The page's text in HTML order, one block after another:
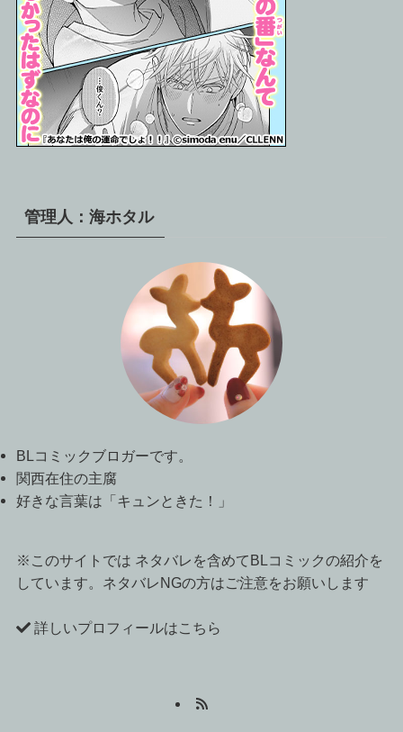
管理人：海ホタル
BLコミックブロガーです。
関西在住の主腐
好きな言葉は「キュンときた！」
※このサイトでは ネタバレを含めてBLコミックの紹介を
しています。ネタバレNGの方はご注意をお願いします
詳しいプロフィールはこちら